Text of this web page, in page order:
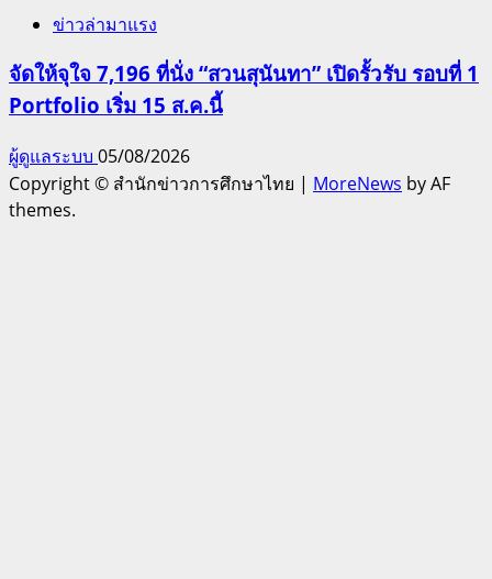
ข่าวล่ามาแรง
จัดให้จุใจ 7,196 ที่นั่ง “สวนสุนันทา” เปิดรั้วรับ รอบที่ 1
Portfolio เริ่ม 15 ส.ค.นี้
ผู้ดูแลระบบ 05/08/2026
Copyright © สำนักข่าวการศึกษาไทย | MoreNews by AF
themes.